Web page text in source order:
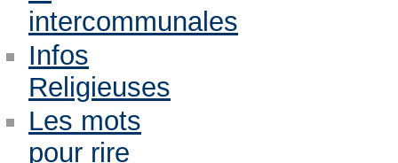
intercommunales
Infos
Religieuses
Les mots
pour rire